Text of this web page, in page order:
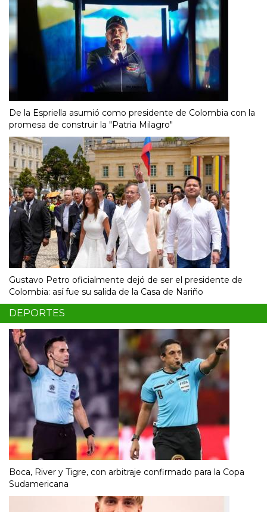
De la Espriella asumió como presidente de Colombia con la
promesa de construir la "Patria Milagro"
Gustavo Petro oficialmente dejó de ser el presidente de
Colombia: así fue su salida de la Casa de Nariño
DEPORTES
Boca, River y Tigre, con arbitraje confirmado para la Copa
Sudamericana